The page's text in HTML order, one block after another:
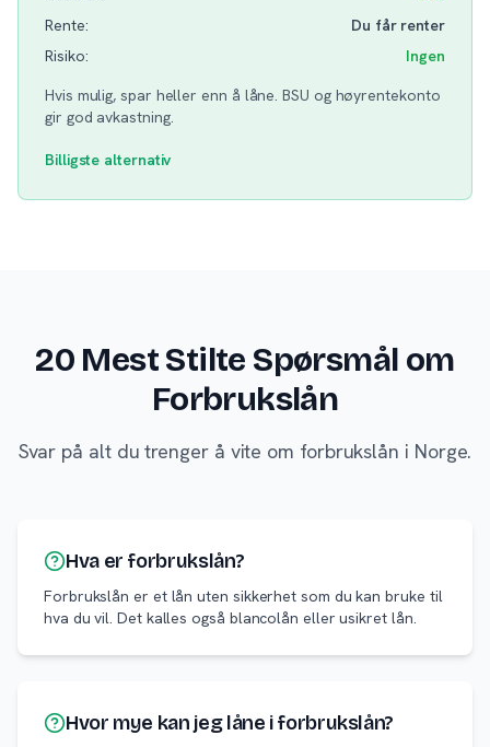
Rente:
Du får renter
Risiko:
Ingen
Hvis mulig, spar heller enn å låne. BSU og høyrentekonto
gir god avkastning.
Billigste alternativ
20 Mest Stilte Spørsmål om
Forbrukslån
Svar på alt du trenger å vite om forbrukslån i Norge.
Hva er forbrukslån?
Forbrukslån er et lån uten sikkerhet som du kan bruke til
hva du vil. Det kalles også blancolån eller usikret lån.
Hvor mye kan jeg låne i forbrukslån?